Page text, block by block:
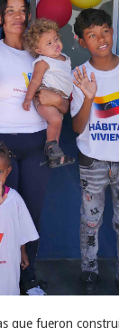
que fueron